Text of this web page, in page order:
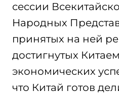
сессии
Народных
принятых на ней
достигнутых
экономических
что Китай готов